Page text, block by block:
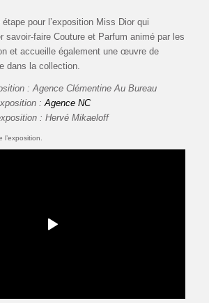
pour l’exposition Miss Dior qui
savoir-faire Couture et Parfum animé par les
et accueille également une œuvre de
dans la collection.
: Agence Clémentine Au Bureau
: Agence NC
: Hervé Mikaeloff